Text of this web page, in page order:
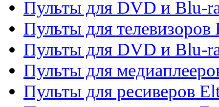
Пульты для DVD и Blu-
Пульты для телевизоров
Пульты для DVD и Blu-
Пульты для
Пульты для ресиверов